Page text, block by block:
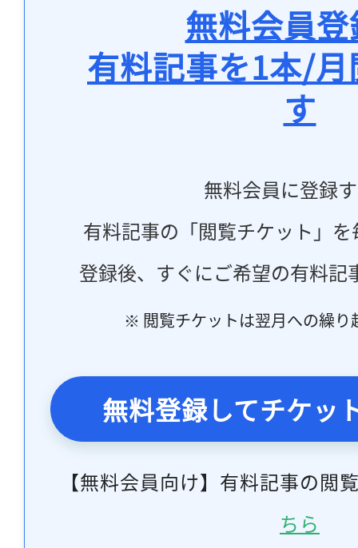
無料会員
有料記事を1本/
す
無料会員に登録
有料記事の「閲覧チケット」
登録後、すぐにご希望の有料記
※ 閲覧チケットは翌月への繰り
無料登録してチケッ
【無料会員向け】有料記事の閲
ちら